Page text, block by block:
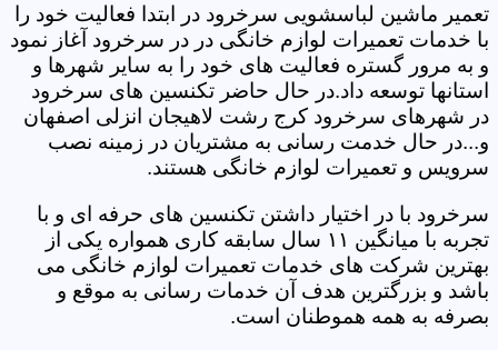
تعمیر ماشین لباسشویی سرخرود در ابتدا فعالیت خود را
با خدمات تعمیرات لوازم خانگی در در سرخرود آغاز نمود
و به مرور گستره فعالیت های خود را به سایر شهرها و
استانها توسعه داد.در حال حاضر تکنسین های سرخرود
در شهرهای سرخرود کرج رشت لاهیجان انزلی اصفهان
و...در حال خدمت رسانی به مشتریان در زمینه نصب
سرویس و تعمیرات لوازم خانگی هستند.
سرخرود با در اختیار داشتن تکنسین های حرفه ای و با
تجربه با میانگین ۱۱ سال سابقه کاری همواره یکی از
بهترین شرکت های خدمات تعمیرات لوازم خانگی می
باشد و بزرگترین هدف آن خدمات رسانی به موقع و
بصرفه به همه هموطنان است.